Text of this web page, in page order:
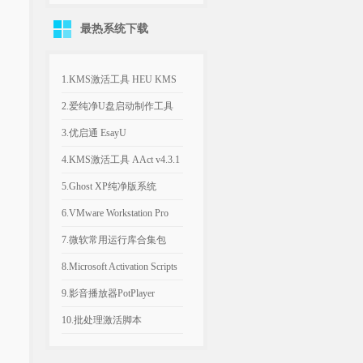
最热系统下载
1.KMS激活工具 HEU KMS
Activator v64.0.0
2.爱纯净U盘启动制作工具
v2025.1003
3.优启通 EsayU
v3.7.2025.0326 无广告纯净版
4.KMS激活工具 AAct v4.3.1
汉化便携版
5.Ghost XP纯净版系统
2020.06 经典稳定版
6.VMware Workstation Pro
26H1 v26.0.1810 附永久激活
密钥
7.微软常用运行库合集包
v2026.06.07 可自选更新
8.Microsoft Activation Scripts
AIO v3.12 KMS激活脚本
9.影音播放器PotPlayer
v1.7.23021.0 去广告版
10.批处理激活脚本